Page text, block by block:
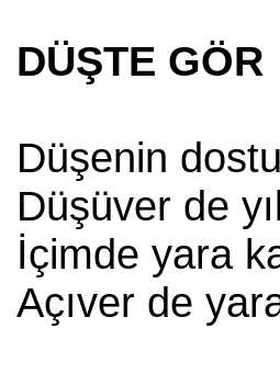
DÜŞTE GÖR
Düşenin
Düşüver de
İçimde yara
Açıver de